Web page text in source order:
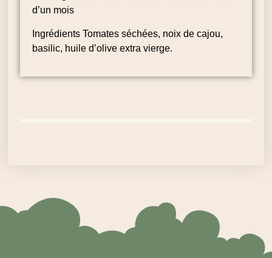
d’un mois
Ingrédients Tomates séchées, noix de cajou,
basilic, huile d’olive extra vierge.